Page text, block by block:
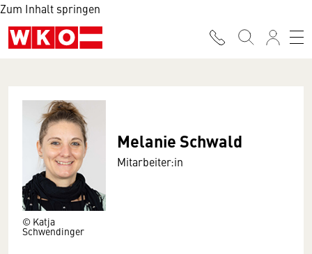
Zum Inhalt springen
© Katja
Schwendinger
Melanie Schwald
Mitarbeiter:in